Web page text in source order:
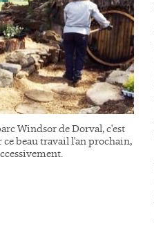
Windsor de Dorval, c'est
ce beau travail l'an prochain,